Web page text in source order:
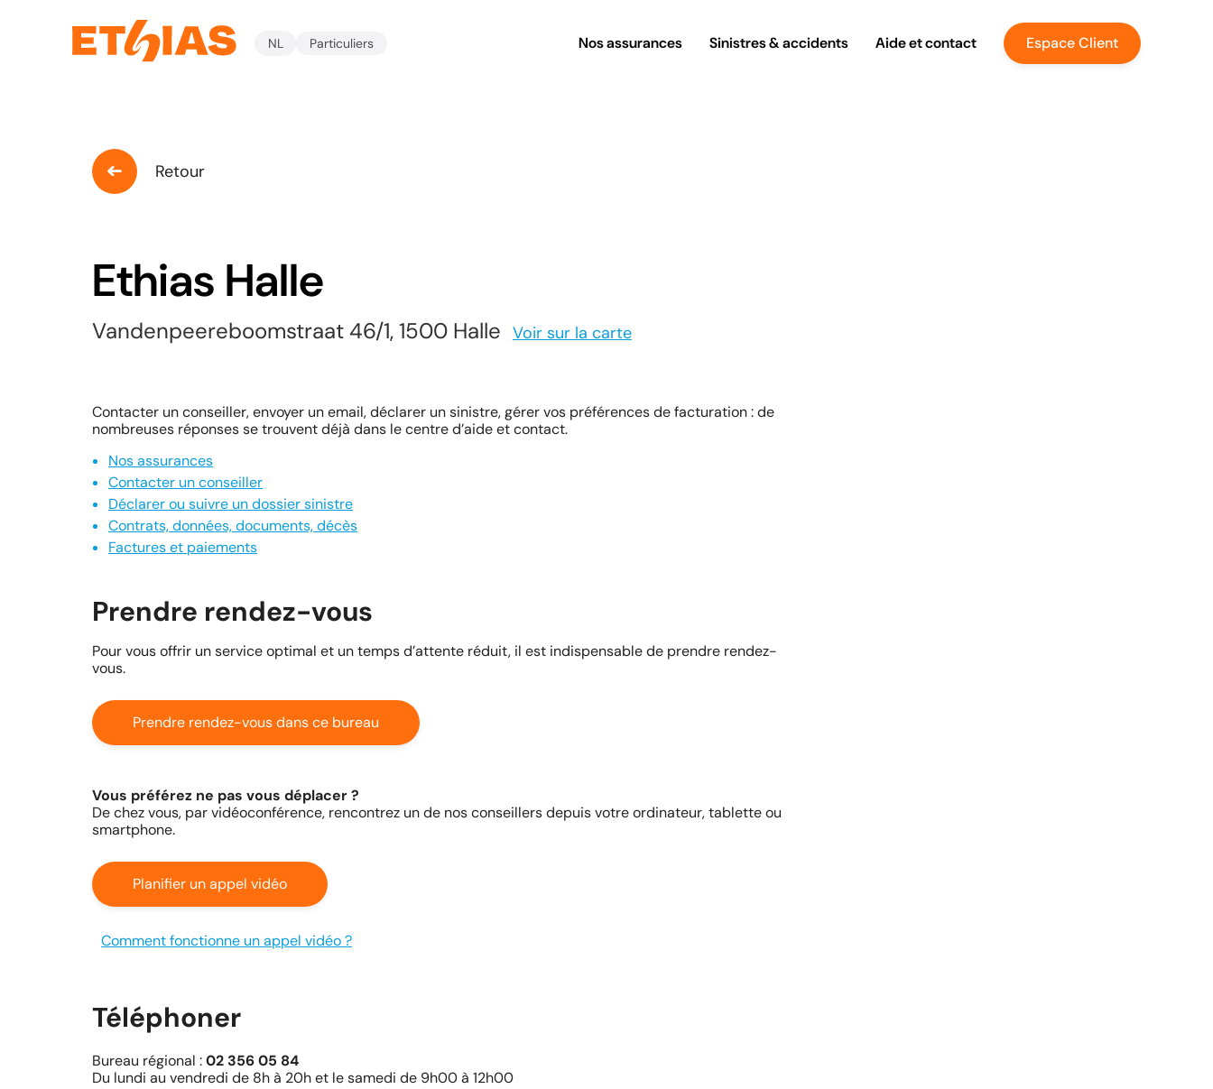
NL Particuliers Nos assurances Sinistres & accidents Aide et contact Espace Client
Retour
Ethias Halle
Vandenpeereboomstraat 46/1, 1500 Halle Voir sur la carte
Contacter un conseiller, envoyer un email, déclarer un sinistre, gérer vos préférences de facturation : de
nombreuses réponses se trouvent déjà dans le centre d’aide et contact.
Nos assurances
Contacter un conseiller
Déclarer ou suivre un dossier sinistre
Contrats, données, documents, décès
Factures et paiements
Prendre rendez-vous
Pour vous offrir un service optimal et un temps d’attente réduit, il est indispensable de prendre rendez-
vous.
Prendre rendez-vous dans ce bureau
Vous préférez ne pas vous déplacer ?
De chez vous, par vidéoconférence, rencontrez un de nos conseillers depuis votre ordinateur, tablette ou
smartphone.
Planifier un appel vidéo
Comment fonctionne un appel vidéo ?
Téléphoner
Bureau régional :02 356 05 84
Du lundi au vendredi de 8h à 20h et le samedi de 9h00 à 12h00